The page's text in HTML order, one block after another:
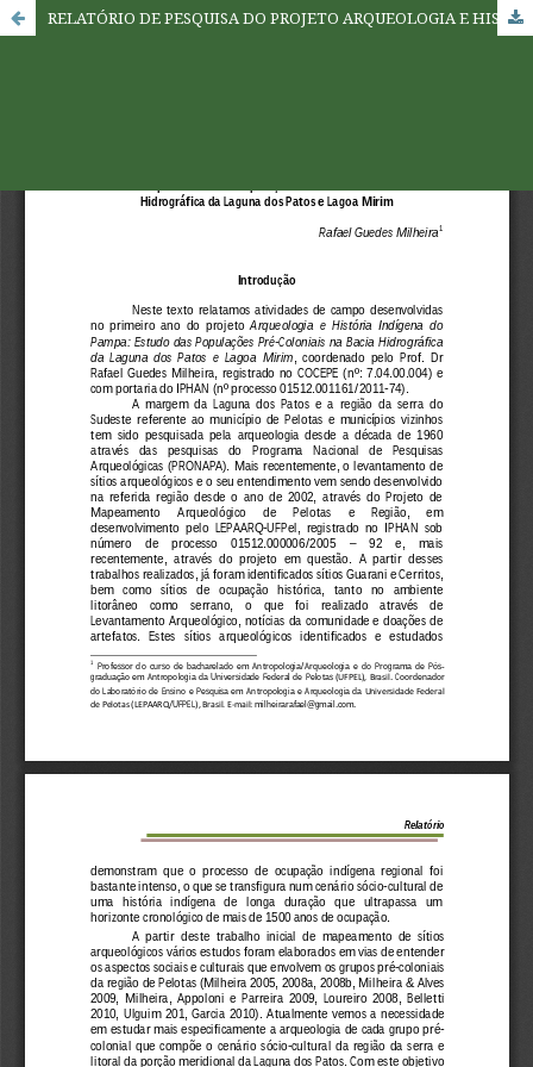
RELATÓRIO DE PESQUISA DO PROJETO ARQUEOLOGIA E HISTÓRIA INDÍGENA DO PAMPA: ESTUDO DAS POPULAÇÕES PRÉ-COLONIAIS NA BACIA HIDROGRÁFICA DA LAGUNA DOS PATOS E LAGOA MIRIM